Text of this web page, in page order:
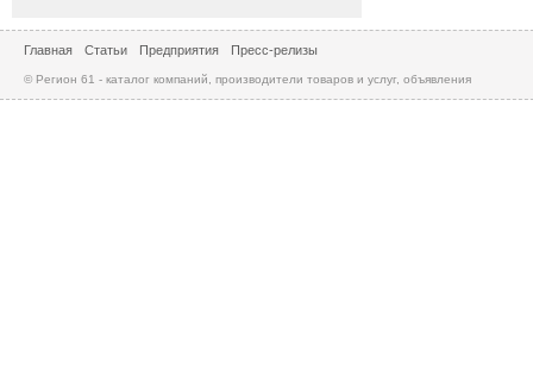
Главная Статьи Предприятия Пресс-релизы
© Регион 61 - каталог компаний, производители товаров и услуг, объявления